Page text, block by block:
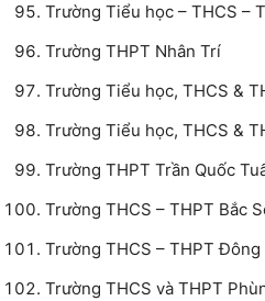
Trường Tiểu học – THCS –
Trường THPT Nhân Trí
Trường Tiểu học, THCS &
Trường Tiểu học, THCS &
Trường THPT Trần Quốc
Trường THCS – THPT Bắc
Trường THCS – THPT Đông
Trường THCS và THPT